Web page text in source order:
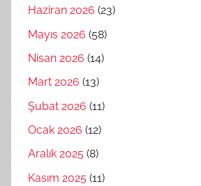
Haziran 2026 (23)
Mayıs 2026 (58)
Nisan 2026 (14)
Mart 2026 (13)
Şubat 2026 (11)
Ocak 2026 (12)
Aralık 2025 (8)
Kasım 2025 (11)